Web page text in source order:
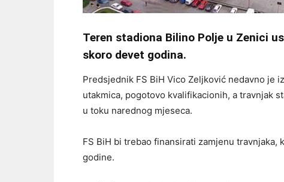
Teren stadiona Bilino Polje u Zenici
skoro devet godina.
Predsjednik FS BiH Vico Zeljković nedavno je
utakmica, pogotovo kvalifikacionih, a travnjak
u toku narednog mjeseca.
FS BiH bi trebao finansirati zamjenu
godine.